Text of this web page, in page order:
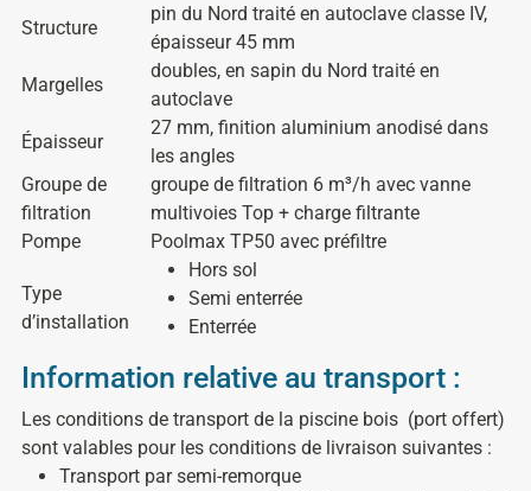
Structure
pin du Nord traité en autoclave classe IV,
épaisseur 45 mm
Margelles
doubles, en sapin du Nord traité en
autoclave
Épaisseur
27 mm, finition aluminium anodisé dans
les angles
Groupe de
filtration
groupe de filtration 6 m³/h avec vanne
multivoies Top + charge filtrante
Pompe
Poolmax TP50 avec préfiltre
Type
d’installation
Hors sol
Semi enterrée
Enterrée
Information relative au transport :
Les conditions de transport de la piscine bois (port offert)
sont valables pour les conditions de livraison suivantes :
Transport par semi-remorque